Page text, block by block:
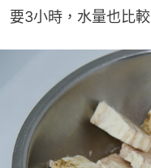
要3小時，水量也比較